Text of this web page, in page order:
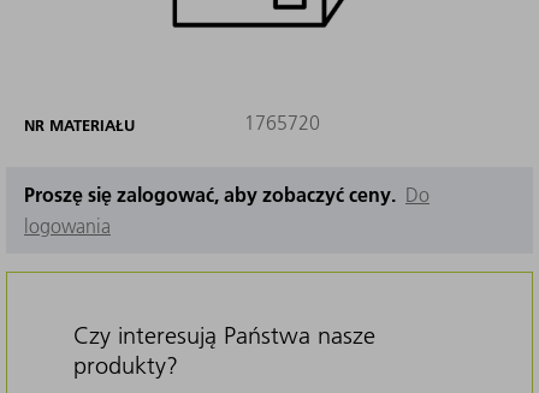
NR MATERIAŁU 1765720
Proszę się zalogować, aby zobaczyć ceny. Do
logowania
Czy interesują Państwa nasze
produkty?